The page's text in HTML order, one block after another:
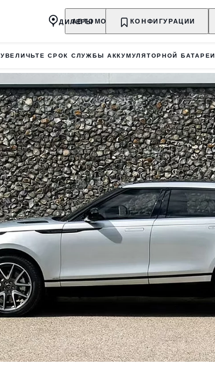
АВТОМОБИЛИ ВЛАДЕЛЬЦАМ
ДИЛЕРЫ КОНФИГУРАЦИИ
УВЕЛИЧЬТЕ СРОК СЛУЖБЫ АККУМУЛЯТОРНОЙ БАТАРЕИ